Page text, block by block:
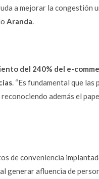
a mejorar la congestión
Aranda.
del 240% del e-
. “Es fundamental que
además el
de conveniencia
generar afluencia de